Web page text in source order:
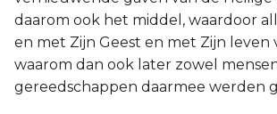
daarom ook het middel, waardoor
en met Zijn Geest en met Zijn
waarom dan ook later zowel
gereedschappen daarmee werden